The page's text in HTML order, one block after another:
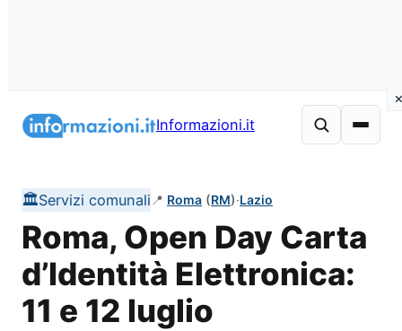
Informazioni.it
🏛️Servizi comunali 📍 Roma (RM)·Lazio
Roma, Open Day Carta
d’Identità Elettronica:
11 e 12 luglio